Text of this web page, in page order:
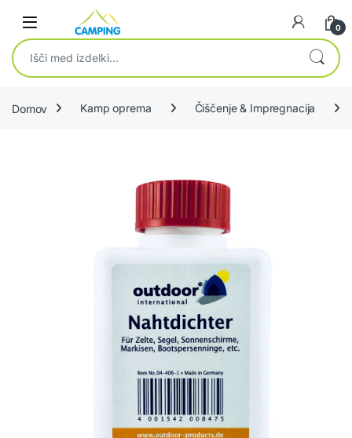
0
Išči:
Domov Kamp oprema Čiščenje & Impregnacija